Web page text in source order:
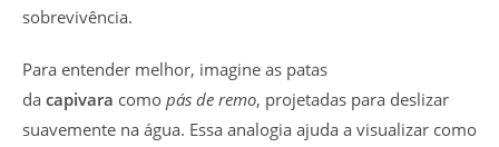
sobrevivência.
Para entender melhor, imagine as patas
da capivara como pás de remo, projetadas para deslizar
suavemente na água. Essa analogia ajuda a visualizar como